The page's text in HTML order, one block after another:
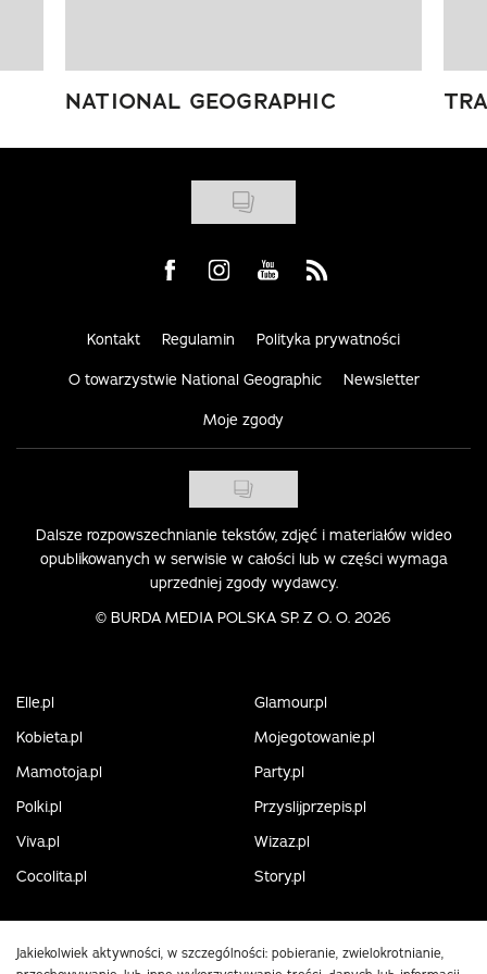
NATIONAL GEOGRAPHIC
Visit us on Facebook
Visit us on Instagram
Visit us on Youtube
Visit us on Rss
Kontakt Regulamin Polityka prywatności
O towarzystwie National Geographic Newsletter
Moje zgody
Dalsze rozpowszechnianie tekstów, zdjęć i materiałów wideo
opublikowanych w serwisie w całości lub w części wymaga
uprzedniej zgody wydawcy.
© BURDA MEDIA POLSKA SP. Z O. O. 2026
Elle.pl
Glamour.pl
Kobieta.pl
Mojegotowanie.pl
Mamotoja.pl
Party.pl
Polki.pl
Przyslijprzepis.pl
Viva.pl
Wizaz.pl
Cocolita.pl
Story.pl
Jakiekolwiek aktywności, w szczególności: pobieranie, zwielokrotnianie,